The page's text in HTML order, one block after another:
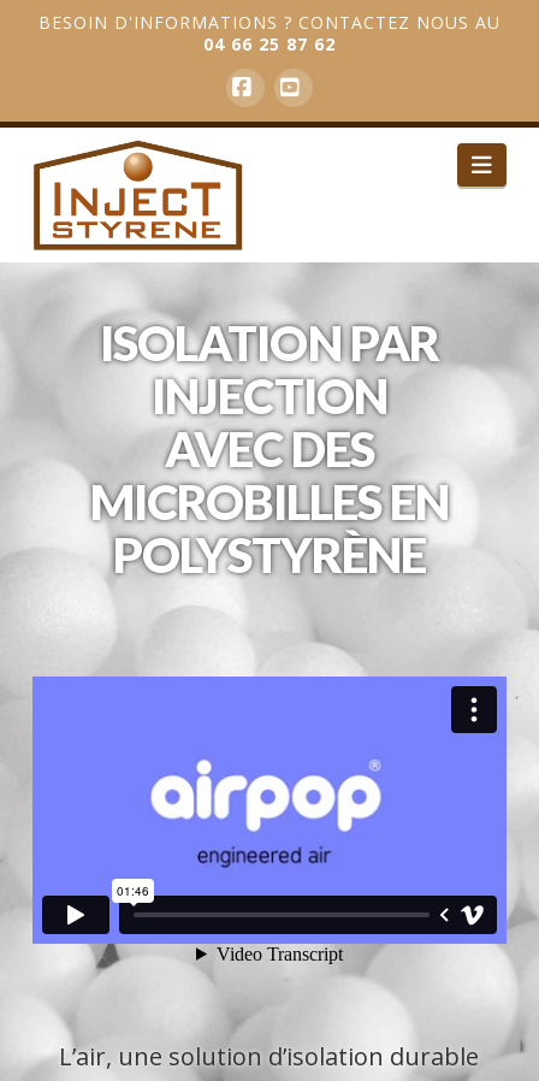
BESOIN D'INFORMATIONS ? CONTACTEZ NOUS AU
04 66 25 87 62
Facebook
YouTube
ISOLATION PAR
INJECTION
AVEC DES
MICROBILLES EN
POLYSTYRÈNE
L’air, une solution d’isolation durable